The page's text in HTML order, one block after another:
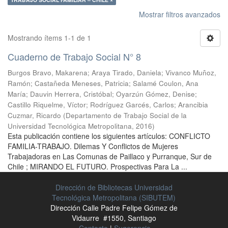
Mostrar filtros avanzados
Mostrando ítems 1-1 de 1
Cuaderno de Trabajo Social N° 8
Burgos Bravo, Makarena; Araya Tirado, Daniela; Vivanco Muñoz,
Ramón; Castañeda Meneses, Patricia; Salamé Coulon, Ana
María; Dauvin Herrera, Cristóbal; Oyarzún Gómez, Denise;
Castillo Riquelme, Víctor; Rodríguez Garcés, Carlos; Arancibia
Cuzmar, Ricardo (Departamento de Trabajo Social de la
Universidad Tecnológica Metropolitana, 2016)
Esta publicación contiene los siguientes artículos: CONFLICTO
FAMILIA-TRABAJO. Dilemas Y Conflictos de Mujeres
Trabajadoras en Las Comunas de Paillaco y Purranque, Sur de
Chile ; MIRANDO EL FUTURO. Prospectivas Para La ...
Dirección de Bibliotecas Universidad
Tecnológica Metropolitana (SIBUTEM)
Dirección Calle Padre Felipe Gómez de
Vidaurre #1550, Santiago